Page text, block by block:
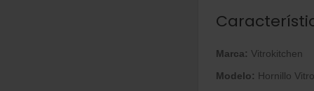
Marca: Vitrokitchen
Modelo: Hornillo